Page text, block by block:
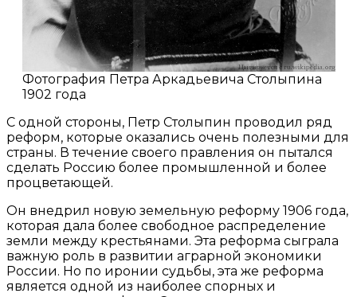
Фотография Петра Аркадьевича Столыпина
1902 года
С одной стороны, Петр Столыпин проводил ряд
реформ, которые оказались очень полезными для
страны. В течение своего правления он пытался
сделать Россию более промышленной и более
процветающей.
Он внедрил новую земельную реформу 1906 года,
которая дала более свободное распределение
земли между крестьянами. Эта реформа сыграла
важную роль в развитии аграрной экономики
России. Но по иронии судьбы, эта же реформа
является одной из наиболее спорных и